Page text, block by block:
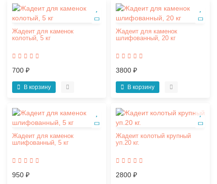
Жадеит для каменок
колотый, 5 кг
700 ₽
В корзину
Жадеит для каменок
шлифованный, 20 кг
3800 ₽
В корзину
Жадеит для каменок
шлифованный, 5 кг
950 ₽
Жадеит колотый крупный
уп.20 кг.
2800 ₽